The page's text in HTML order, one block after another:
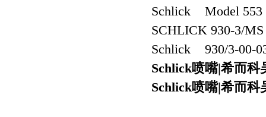
Schlick Model 553
SCHLICK 930-3/MS
Schlick 930/3-00-
Schlick喷嘴|希而
Schlick喷嘴|希而